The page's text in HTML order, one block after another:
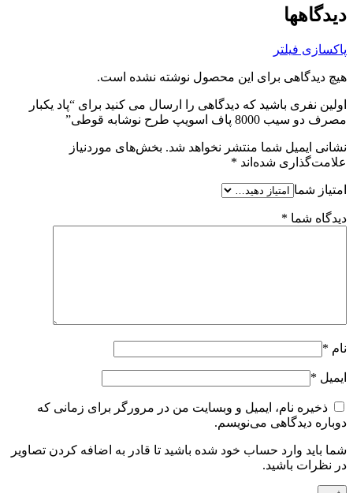
دیدگاهها
پاکسازی فیلتر
هیچ دیدگاهی برای این محصول نوشته نشده است.
اولین نفری باشید که دیدگاهی را ارسال می کنید برای “پاد یکبار
مصرف دو سیب 8000 پاف اسویپ طرح نوشابه قوطی”
نشانی ایمیل شما منتشر نخواهد شد. بخش‌های موردنیاز
علامت‌گذاری شده‌اند *
امتیاز شما
دیدگاه شما *
نام *
ایمیل *
ذخیره نام، ایمیل و وبسایت من در مرورگر برای زمانی که
دوباره دیدگاهی می‌نویسم.
شما باید وارد حساب خود شده باشید تا قادر به اضافه کردن تصاویر
در نظرات باشید.